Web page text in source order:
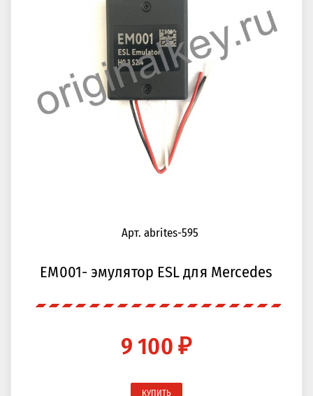
Арт. abrites-595
EM001- эмулятор ESL для Mercedes
9 100 ₽
КУПИТЬ